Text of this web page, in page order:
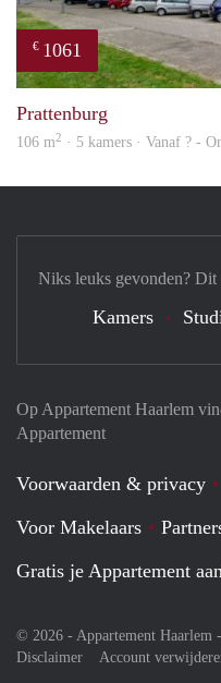
€ 1061
Prattenburg
106 m2 · 5 kamers · Vanaf ? -
Op Appartement Haarlem
Appartement
Voorwaarden & privacy
Voor Makelaars
Gratis je Appartement
© 2026 - Appartement Haarlem
Disclaimer
Account
Niks leuks gevonden? Dit
Kamers